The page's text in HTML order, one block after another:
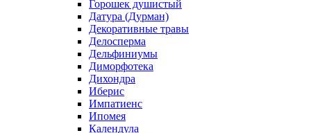
Горошек душистый
Датура (Дурман)
Декоративные травы
Делосперма
Дельфиниумы
Диморфотека
Дихондра
Иберис
Импатиенс
Ипомея
Календула